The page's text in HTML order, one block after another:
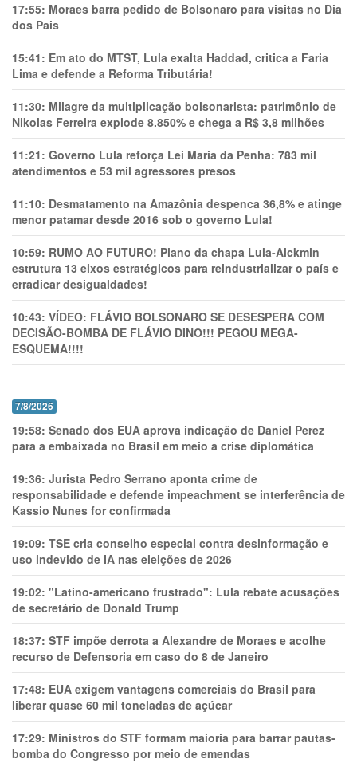
17:55: Moraes barra pedido de Bolsonaro para visitas no Dia
dos Pais
15:41: Em ato do MTST, Lula exalta Haddad, critica a Faria
Lima e defende a Reforma Tributária!
11:30: Milagre da multiplicação bolsonarista: patrimônio de
Nikolas Ferreira explode 8.850% e chega a R$ 3,8 milhões
11:21: Governo Lula reforça Lei Maria da Penha: 783 mil
atendimentos e 53 mil agressores presos
11:10: Desmatamento na Amazônia despenca 36,8% e atinge
menor patamar desde 2016 sob o governo Lula!
10:59: RUMO AO FUTURO! Plano da chapa Lula-Alckmin
estrutura 13 eixos estratégicos para reindustrializar o país e
erradicar desigualdades!
10:43: VÍDEO: FLÁVIO BOLSONARO SE DESESPERA COM
DECISÃO-BOMBA DE FLÁVIO DINO!!! PEGOU MEGA-
ESQUEMA!!!!
7/8/2026
19:58: Senado dos EUA aprova indicação de Daniel Perez
para a embaixada no Brasil em meio a crise diplomática
19:36: Jurista Pedro Serrano aponta crime de
responsabilidade e defende impeachment se interferência de
Kassio Nunes for confirmada
19:09: TSE cria conselho especial contra desinformação e
uso indevido de IA nas eleições de 2026
19:02: "Latino-americano frustrado": Lula rebate acusações
de secretário de Donald Trump
18:37: STF impõe derrota a Alexandre de Moraes e acolhe
recurso de Defensoria em caso do 8 de Janeiro
17:48: EUA exigem vantagens comerciais do Brasil para
liberar quase 60 mil toneladas de açúcar
17:29: Ministros do STF formam maioria para barrar pautas-
bomba do Congresso por meio de emendas